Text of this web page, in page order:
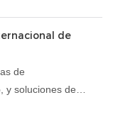
de
de
y soluciones de